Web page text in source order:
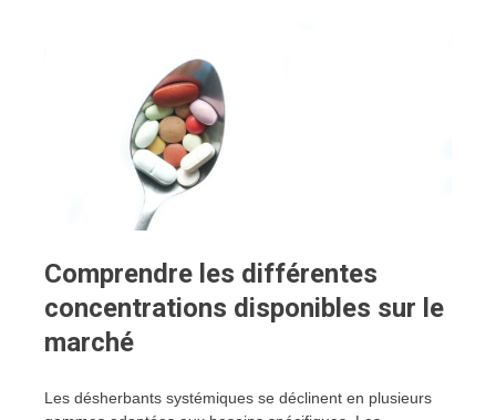
Comprendre les différentes
concentrations disponibles sur le
marché
Les désherbants systémiques se déclinent en plusieurs